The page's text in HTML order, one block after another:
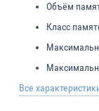
Объём
Класс
Все